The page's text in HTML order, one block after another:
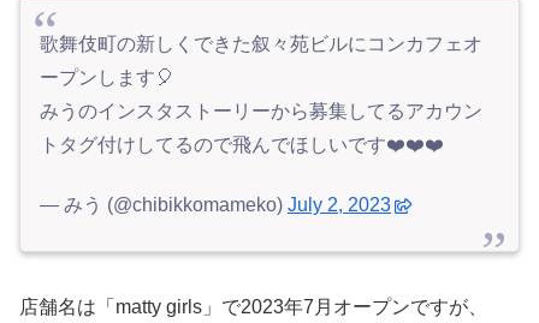
歌舞伎町の新しくできた叙々苑ビルにコンカフェオ
ープンします🎈
みうのインスタストーリーから募集してるアカウン
トタグ付けしてるので飛んでほしいです❤️❤️❤️
— みう (@chibikkomameko) July 2, 2023
店舗名は「matty girls」で2023年7月オープンですが、